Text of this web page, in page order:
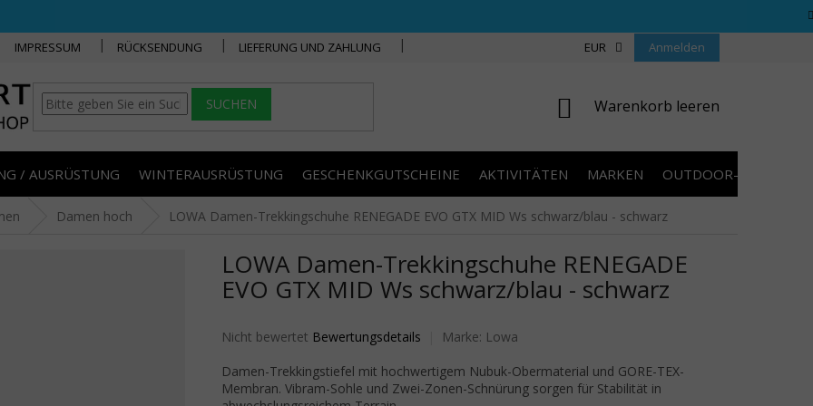
IMPRESSUM RÜCKSENDUNG LIEFERUNG UND ZAHLUNG ÜBER UNS COOKIES
EUR Anmelden
SUCHEN WARENKORB
Warenkorb leeren
/ AUSRÜSTUNG WINTERAUSRÜSTUNG GESCHENKGUTSCHEINE AKTIVITÄTEN MARKEN OUTDOOR-
Damen hoch LOWA Damen-Trekkingschuhe RENEGADE EVO GTX MID Ws schwarz/blau - schwarz
LOWA Damen-Trekkingschuhe RENEGADE
EVO GTX MID Ws schwarz/blau - schwarz
Die durchschnittliche Produktbewertung ist 0,0 von 5 Sternen.
Nicht bewertet Bewertungsdetails Marke: Lowa
Damen-Trekkingstiefel mit hochwertigem Nubuk-Obermaterial und GORE-TEX-
Membran. Vibram-Sohle und Zwei-Zonen-Schnürung sorgen für Stabilität in